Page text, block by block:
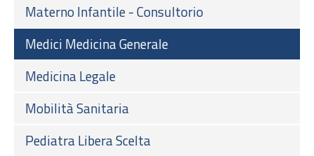
Materno Infantile - Consultorio
Medici Medicina Generale
Medicina Legale
Mobilità Sanitaria
Pediatra Libera Scelta